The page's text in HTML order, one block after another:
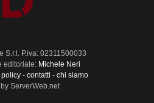
S.r.l. P.iva: 02311500033
editoriale: Michele Neri
- contatti - chi siamo
ServerWeb.net